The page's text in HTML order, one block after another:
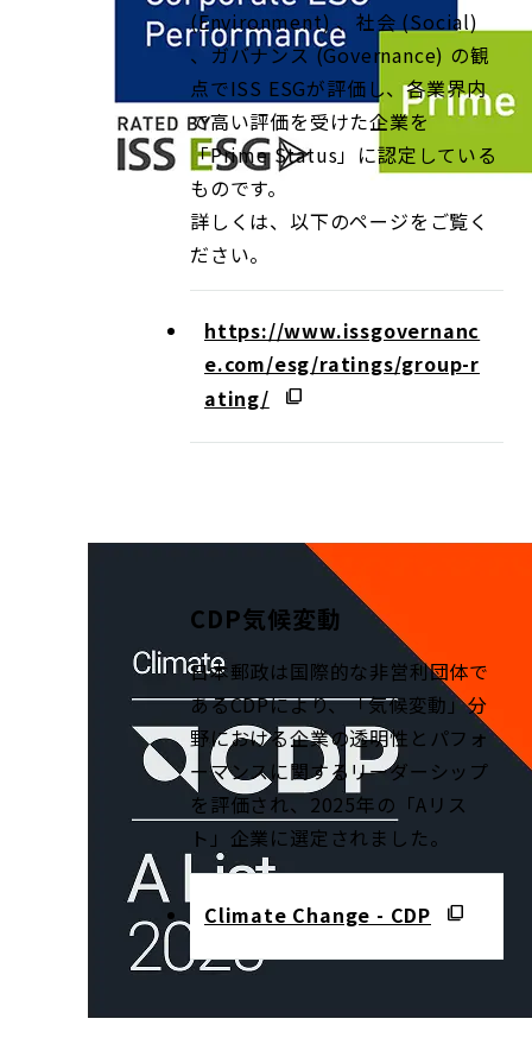
(Environment) 、社会 (Social)
、ガバナンス (Governance) の観
点でISS ESGが評価し、各業界内
で高い評価を受けた企業を
「Prime Status」に認定している
ものです。
詳しくは、以下のページをご覧く
ださい。
https://www.issgovernanc
e.com/esg/ratings/group-r
ating/
CDP気候変動
日本郵政は国際的な非営利団体で
あるCDPにより、「気候変動」分
野における企業の透明性とパフォ
ーマンスに関するリーダーシップ
を評価され、2025年の「Aリス
ト」企業に選定されました。
Climate Change - CDP